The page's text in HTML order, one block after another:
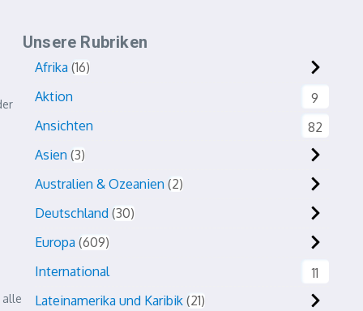
alle
Unsere Rubriken
Afrika 16
Aktion
9
Ansichten
82
Asien 3
Australien & Ozeanien 2
Deutschland 30
Europa 609
International
11
Lateinamerika und Karibik 21